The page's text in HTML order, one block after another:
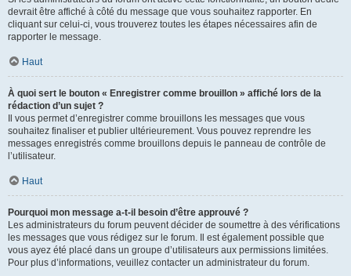
devrait être affiché à côté du message que vous souhaitez rapporter. En
cliquant sur celui-ci, vous trouverez toutes les étapes nécessaires afin de
rapporter le message.
Haut
À quoi sert le bouton « Enregistrer comme brouillon » affiché lors de la
rédaction d’un sujet ?
Il vous permet d’enregistrer comme brouillons les messages que vous
souhaitez finaliser et publier ultérieurement. Vous pouvez reprendre les
messages enregistrés comme brouillons depuis le panneau de contrôle de
l’utilisateur.
Haut
Pourquoi mon message a-t-il besoin d’être approuvé ?
Les administrateurs du forum peuvent décider de soumettre à des vérifications
les messages que vous rédigez sur le forum. Il est également possible que
vous ayez été placé dans un groupe d’utilisateurs aux permissions limitées.
Pour plus d’informations, veuillez contacter un administrateur du forum.